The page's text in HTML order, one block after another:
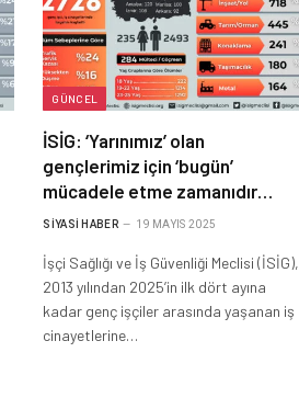
GÜNCEL
İSİG: ‘Yarınımız’ olan
gençlerimiz için ‘bugün’
mücadele etme zamanıdır…
SIYASI HABER 19 MAYIS 2025
İşçi Sağlığı ve İş Güvenliği Meclisi (İSİG),
2013 yılından 2025’in ilk dört ayına
kadar genç işçiler arasında yaşanan iş
cinayetlerine…